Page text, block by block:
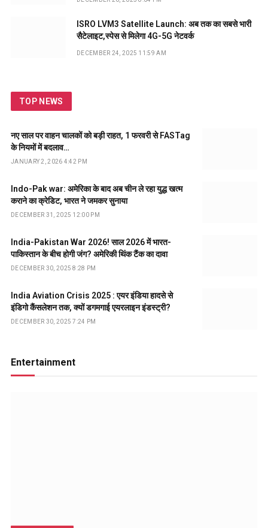
ISRO LVM3 Satellite Launch: अब तक का सबसे भारी
सैटेलाइट,स्पेस से मिलेगा 4G-5G नेटवर्क
DECEMBER 24, 2025 11:59 AM
TOP NEWS
नए साल पर वाहन चालकों को बड़ी राहत, 1 फरवरी से FASTag
के नियमों में बदलाव…
JANUARY 2, 2026 4:42 PM
Indo-Pak war: अमेरिका के बाद अब चीन ले रहा युद्ध खत्म
कराने का क्रेडिट, भारत ने जमकर सुनाया
DECEMBER 31, 2025 12:00 PM
India-Pakistan War 2026! साल 2026 में भारत-
पाकिस्तान के बीच होगी जंग? अमेरिकी थिंक टैंक का दावा
DECEMBER 30, 2025 8:28 PM
India Aviation Crisis 2025 : एयर इंडिया हादसे से
इंडिगो कैंसलेशन तक, क्यों डगमगाई एयरलाइन इंडस्ट्री?
DECEMBER 30, 2025 7:24 PM
Entertainment